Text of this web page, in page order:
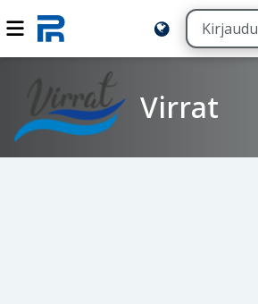
Kirjaudu
Virrat